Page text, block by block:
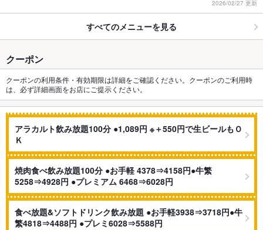
2026/02/27 更新
すべてのメニューを見る
クーポン
クーポンの利用条件・有効期限は詳細をご確認ください。クーポンのご利用時
は、必ず詳細画面をお店にご提示ください。
アラカルト飲み放題100分 ●1,089円 ※＋550円で生ビールもＯ
Ｋ
焼肉食べ飲み放題100分 ●お手軽 4378⇒4158円●牛繁
5258⇒4928円 ●プレミアム 6468⇒6028円
食べ放題&ソフトドリンク飲み放題 ●お手軽3938⇒3718円●牛
繁4818⇒4488円 ●プレミ6028⇒5588円